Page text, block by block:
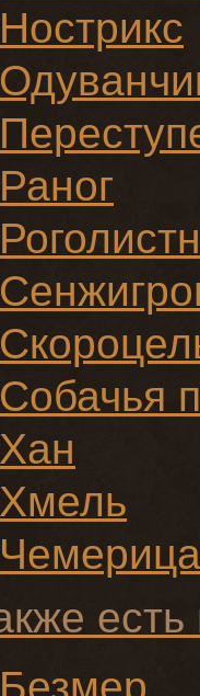
Нострикс
Раног
Собачья
Хан
Хмель
Чемерица
есть